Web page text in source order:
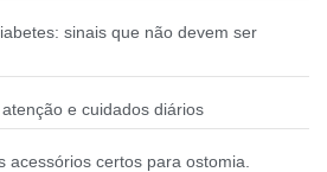
sinais que não devem ser
e cuidados diários
acessórios certos para ostomia.